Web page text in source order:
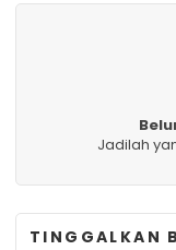
Jadilah
TINGGALKAN